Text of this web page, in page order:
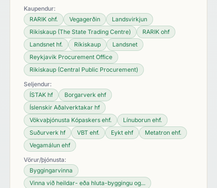
Kaupendur:
RARIK ohf.
Vegagerðin
Landsvirkjun
Rikiskaup (The State Trading Centre)
RARIK ohf
Landsnet hf.
Ríkiskaup
Landsnet
Reykjavik Procurement Office
Rikiskaup (Central Public Procurement)
Seljendur:
ÍSTAK hf
Borgarverk ehf
Íslenskir Aðalverktakar hf
Vökvaþjónusta Kópaskers ehf.
Línuborun ehf.
Suðurverk hf
VBT ehf. Eykt ehf
Metatron ehf.
Vegamálun ehf
Vörur/þjónusta:
Byggingarvinna
Vinna við heildar- eða hluta-byggingu og...